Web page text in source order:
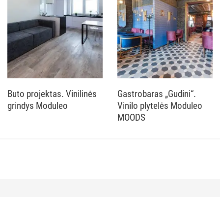
Buto projektas. Vinilinės
grindys Moduleo
Gastrobaras „Gudini“.
Vinilo plytelės Moduleo
MOODS